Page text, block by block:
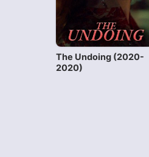
The Undoing (2020-
2020)